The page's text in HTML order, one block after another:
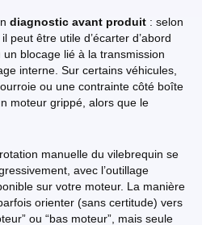
diagnostic avant produit : selon
peut être utile d’écarter d’abord
un blocage lié à la transmission
interne. Sur certains véhicules,
ou une contrainte côté boîte
moteur grippé, alors que le
manuelle du vilebrequin se
avec l’outillage
sur votre moteur. La manière
orienter (sans certitude) vers
ou “bas moteur”, mais seule